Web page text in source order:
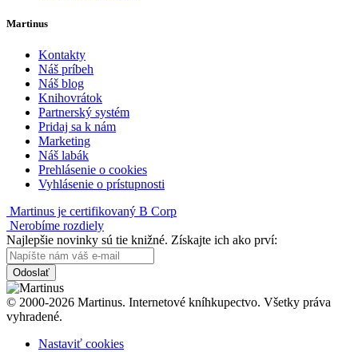
Martinus
Kontakty
Náš príbeh
Náš blog
Knihovrátok
Partnerský systém
Pridaj sa k nám
Marketing
Náš labák
Prehlásenie o cookies
Vyhlásenie o prístupnosti
Martinus je certifikovaný B Corp
Nerobíme rozdiely
Najlepšie novinky sú tie knižné. Získajte ich ako prví:
Odoslať
© 2000-2026 Martinus. Internetové kníhkupectvo. Všetky práva
vyhradené.
Nastaviť cookies